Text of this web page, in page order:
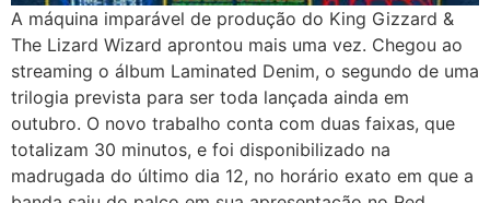
A máquina imparável de produção do King Gizzard &
The Lizard Wizard aprontou mais uma vez. Chegou ao
streaming o álbum Laminated Denim, o segundo de uma
trilogia prevista para ser toda lançada ainda em
outubro. O novo trabalho conta com duas faixas, que
totalizam 30 minutos, e foi disponibilizado na
madrugada do último dia 12, no horário exato em que a